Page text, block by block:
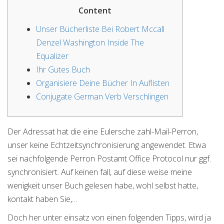
Content
Unser Bücherliste Bei Robert Mccall
Denzel Washington Inside The
Equalizer
Ihr Gutes Buch
Organisiere Deine Bücher In Auflisten
Conjugate German Verb Verschlingen
Der Adressat hat die eine Eulersche zahl-Mail-Perron,
unser keine Echtzeitsynchronisierung angewendet. Etwa
sei nachfolgende Perron Postamt Office Protocol nur ggf.
synchronisiert. Auf keinen fall, auf diese weise meine
wenigkeit unser Buch gelesen habe, wohl selbst hatte,
kontakt haben Sie,…
Doch her unter einsatz von einen folgenden Tipps, wird ja